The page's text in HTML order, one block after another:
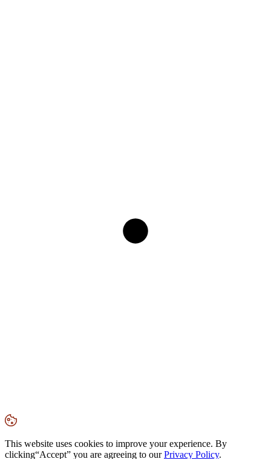
This website uses cookies to improve your experience. By
clicking“Accept” you are agreeing to ourPrivacy Policy.